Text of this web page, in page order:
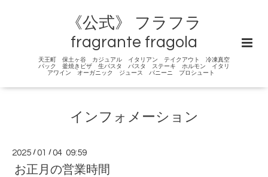
《公式》 フラフラ
fragrante fragola
天王町 保土ヶ谷 カジュアル イタリアン テイクアウト 冷凍真空
パック 釜焼きピザ 生パスタ パスタ ステーキ ホルモン イタリ
アワイン オーガニック ジュース パニーニ プロシュート
インフォメーション
2025 /01 /04 09:59
お正月の営業時間